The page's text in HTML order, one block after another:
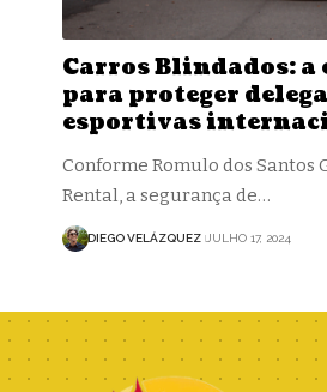
Carros Blindados: a
para proteger
esportivas
Conforme Romulo dos Santos
Rental, a segurança de…
DIEGO VELÁZQUEZ JULHO 17, 2024